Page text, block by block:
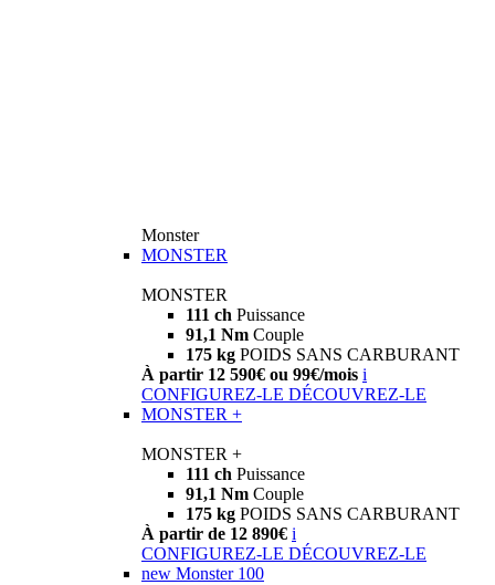
Monster
MONSTER
MONSTER
111 ch Puissance
91,1 Nm Couple
175 kg POIDS SANS CARBURANT
À partir 12 590€ ou 99€/mois i
CONFIGUREZ-LE DÉCOUVREZ-LE
MONSTER +
MONSTER +
111 ch Puissance
91,1 Nm Couple
175 kg POIDS SANS CARBURANT
À partir de 12 890€ i
CONFIGUREZ-LE DÉCOUVREZ-LE
new Monster 100